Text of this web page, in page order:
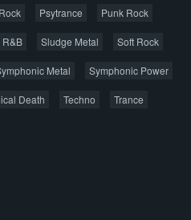
Psytrance Punk Rock
R&B Sludge Metal Soft Rock
Metal Symphonic Power
Death Techno Trance